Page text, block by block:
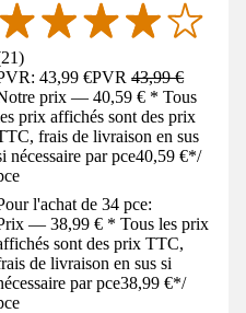
21)
43,99 €PVR43,99 €
prix — 40,59 € * Tous
prix affichés sont des prix
frais de livraison en sus
nécessaire par pce40,59 €*/
l'achat de 34 pce:
— 38,99 € * Tous les prix
sont des prix TTC,
de livraison en sus si
par pce38,99 €*/